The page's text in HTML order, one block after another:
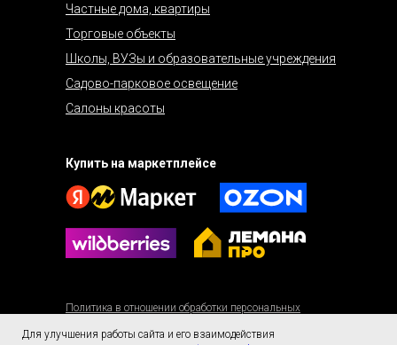
Для улучшения работы сайта и его взаимодействия
Купить на маркетплейсе
Политика в отношении обработки персональных
Частные дома, квартиры
Торговые объекты
Школы, ВУЗы и образовательные учреждения
Садово-парковое освещение
Салоны красоты